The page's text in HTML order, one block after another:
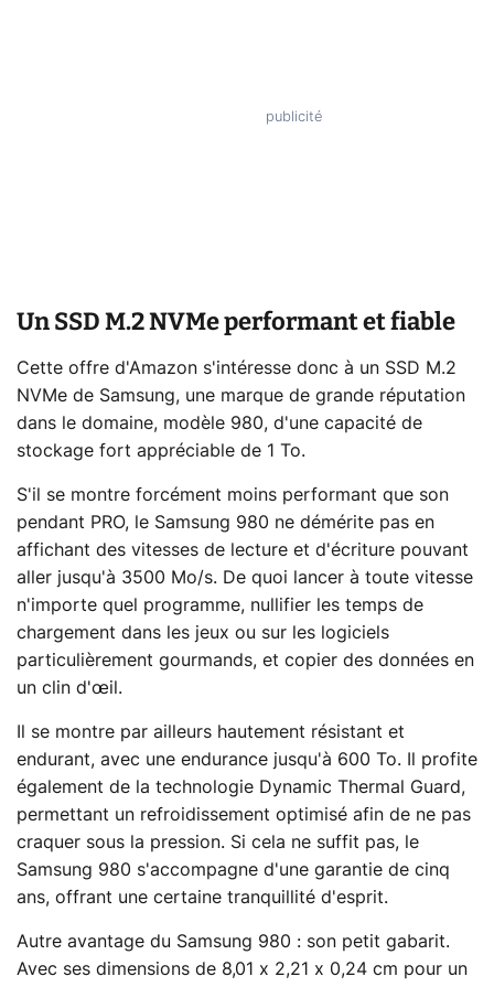
Un SSD M.2 NVMe performant et fiable
Cette offre d'Amazon s'intéresse donc à un SSD M.2
NVMe de Samsung, une marque de grande réputation
dans le domaine, modèle 980, d'une capacité de
stockage fort appréciable de 1 To.
S'il se montre forcément moins performant que son
pendant PRO, le Samsung 980 ne démérite pas en
affichant des vitesses de lecture et d'écriture pouvant
aller jusqu'à 3500 Mo/s. De quoi lancer à toute vitesse
n'importe quel programme, nullifier les temps de
chargement dans les jeux ou sur les logiciels
particulièrement gourmands, et copier des données en
un clin d'œil.
Il se montre par ailleurs hautement résistant et
endurant, avec une endurance jusqu'à 600 To. Il profite
également de la technologie Dynamic Thermal Guard,
permettant un refroidissement optimisé afin de ne pas
craquer sous la pression. Si cela ne suffit pas, le
Samsung 980 s'accompagne d'une garantie de cinq
ans, offrant une certaine tranquillité d'esprit.
Autre avantage du Samsung 980 : son petit gabarit.
Avec ses dimensions de 8,01 x 2,21 x 0,24 cm pour un